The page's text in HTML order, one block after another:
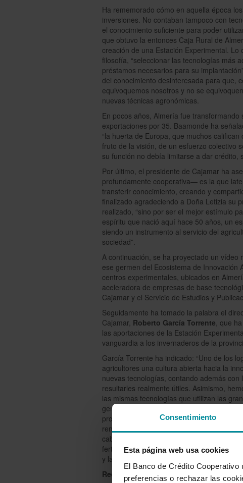
Consentimiento
Esta página web usa cookies
El Banco de Crédito
preferencias o rechazar las
Ha rememorado cómo en aquella época
inversiones. No contaban tampoco con
el conocimiento suficiente para poder
que obtuvo la entonces Caja Rural de
creación de una Estación Experimental.
filosofía, “seleccionar las tecnologías más
préstamos necesarios para su
del conocimiento desinteresada para que,
equivoquemos nosotros y no se
nuevas técnicas agronómicas.
En pocos años, Almería fue
exportaciones por 35. Baamonde ha
“la huerta de Europa, que muchos
fruto de la visión, de un esfuerzo colectivo
su función no debía limitarse a dar crédito,
Por último, el presidente de Cajamar ha
profundamente cooperativa— es la que
transferir conocimiento, creando y
finalizado agradeciendo a Doña Letizia su
realizado, “sino por ser el mejor estímulo
espíritu que nació aquí hace 50 años, un
siendo un instrumento al servicio del
sociedad”.
A continuación, se ha proyectado un vídeo
ese germen del Ecosistema de Innovación
centros experimentales, ubicados en
aceleradora de empresas de base
Cajamar y el Servicio de Estudios y
Seguidamente ha tomado la palabra el
Cajamar, Roberto García Torrente, que
las aportaciones de la Estación
vanguardia a los invernaderos de la
García Torrente ha indicado: “Uno de los
agricultores una cultura abierta hacia la
nuevas tecnologías, contando además
resultarles realmente útiles. Asimismo,
las mismas tecnologías que utilizan las
generalizada. A lo largo de nuestra
producción de alimentos cada vez más
rentabilidad de los agricultores. Entre las
cabe resaltar la mejora de la estructura de
fertilización, la economía circular para el
y la regeneración de suelos gracias al
Recorrido por las instalaciones de la